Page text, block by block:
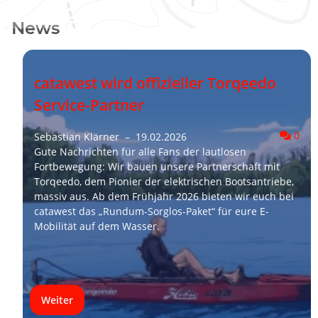
News
Sebastian Klärner– 19.02.2026 0
catawest wird offizieller Torqeedo
Service-Partner
Gute Nachrichten für alle Fans der lautlosen
Fortbewegung: Wir bauen unsere Partnerschaft mit
Torqeedo, dem Pionier der elektrischen Bootsantriebe,
massiv aus. Ab dem Frühjahr 2026 bieten wir euch bei
catawest das „Rundum-Sorglos-Paket“ für eure E-
Mobilität auf dem Wasser.
Weiter